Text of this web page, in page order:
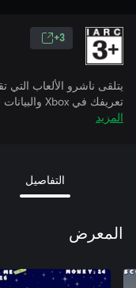
3+
يتلقى ناشرو الألعاب
تعريفك في Xbox والبيانات المقترنة بينما تمارس الألعاب.
المزيد
التفاصيل
المعرض